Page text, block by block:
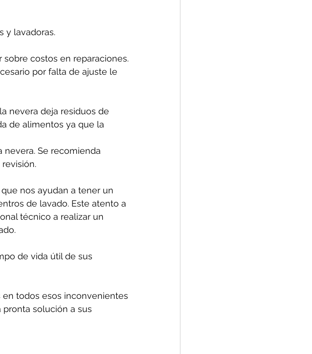
y lavadoras.
costos en reparaciones.
por falta de ajuste le
nevera deja residuos de
de alimentos ya que la
Se recomienda
nos ayudan a tener un
de lavado. Este atento a
técnico a realizar un
de vida útil de sus
todos esos inconvenientes
solución a sus